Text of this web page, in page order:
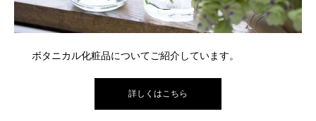
ボタニカル化粧品についてご紹介しています。
詳しくはこちら